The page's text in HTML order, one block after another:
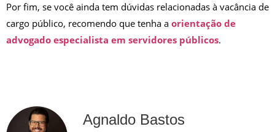
Por fim, se você ainda tem dúvidas relacionadas à vacância de
cargo público, recomendo que tenha a orientação de
advogado especialista em servidores públicos.
Agnaldo Bastos